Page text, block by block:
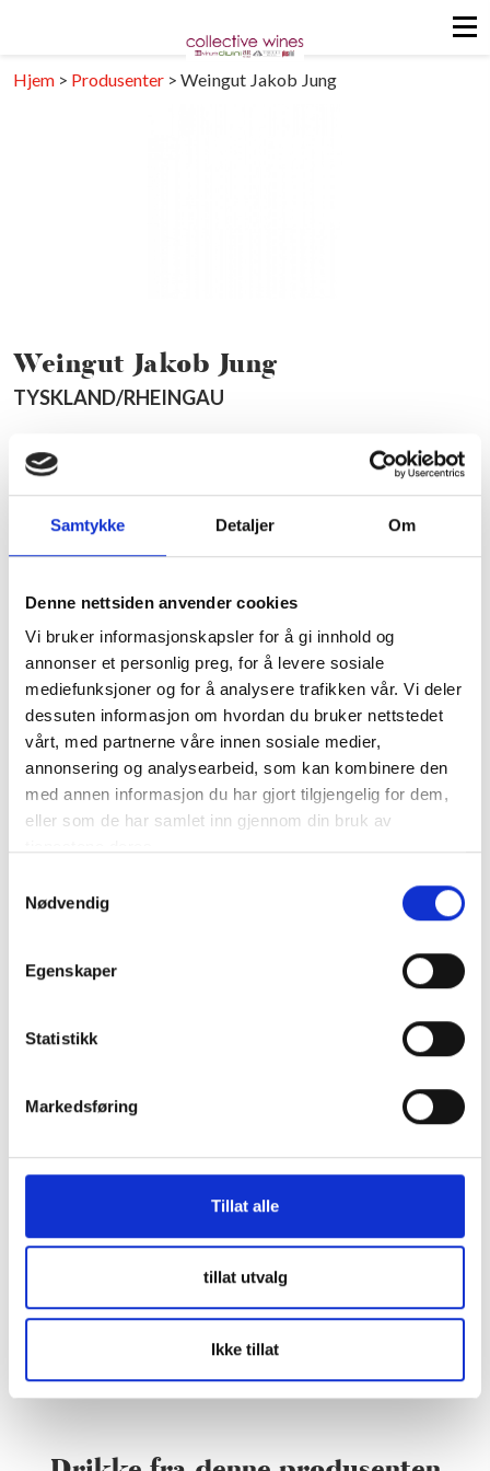
Samtykke Detaljer Om
Denne nettsiden anvender cookies
Vi bruker informasjonskapsler for å gi innhold og
annonser et personlig preg, for å levere sosiale
mediefunksjoner og for å analysere trafikken vår. Vi deler
dessuten informasjon om hvordan du bruker nettstedet
vårt, med partnerne våre innen sosiale medier,
annonsering og analysearbeid, som kan kombinere den
med annen informasjon du har gjort tilgjengelig for dem,
eller som de har samlet inn gjennom din bruk av
Nødvendig
Egenskaper
Statistikk
Markedsføring
Tillat alle
tillat utvalg
Ikke tillat
Hjem > Produsenter >Weingut Jakob Jung
Weingut Jakob Jung
TYSKLAND/RHEINGAU
Familien Jung besitter et vingård i Erbach i Rheingau-
de gården som en blandet landbruksvirksomhet, men i
vingård. Ludwig, dagens senior, overtok ansvaret som
18-åring etter farens tidlige død. Hans sønn, Alex, tok
over i 2008 og har siden økt kvaliteten og kvantiteten
ved å kjøpe flere vinmarker. Den strategiske visjonen
ble arvet fra Ludwig, som tidligere hadde utvidet
vinmarkene betydelig og kjøpt en 250 år gammel
steinkjeller. Dette kjelleren, åtte meter under jorden,
er fortsatt stedet der deres flaskedrevne viner lagres
ved en konstant temperatur på 11°C.